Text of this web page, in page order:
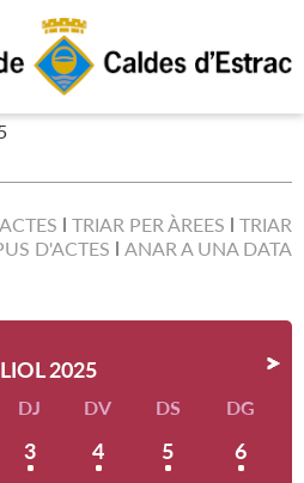
TRIAR PER ÀREES
TRIAR
D'ACTES
ANAR A UNA DATA
2025
DJ DV DS DG
3 4 5 6